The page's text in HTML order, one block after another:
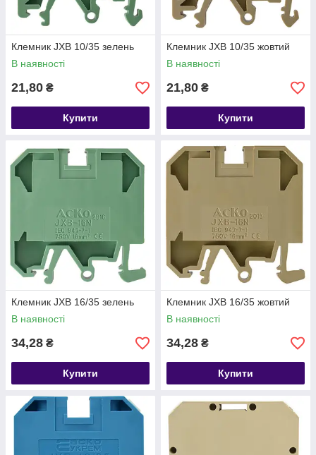
Клемник JXB 10/35 зелень
В наявності
21,80 ₴
Купити
Клемник JXB 10/35 жовтий
В наявності
21,80 ₴
Купити
Клемник JXB 16/35 зелень
В наявності
34,28 ₴
Купити
Клемник JXB 16/35 жовтий
В наявності
34,28 ₴
Купити